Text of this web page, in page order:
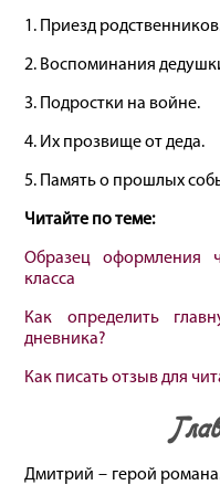
1. Приезд
2. Воспоминания
3. Подростки на войне.
4. Их прозвище от деда.
5. Память о прошлых
Читайте по теме:
Образец оформления
класса
Как определить
дневника?
Как писать отзыв для
Дмитрий – герой